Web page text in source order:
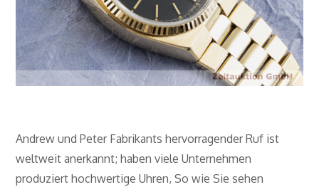
Andrew und Peter Fabrikants hervorragender Ruf ist
weltweit anerkannt; haben viele Unternehmen
produziert hochwertige Uhren, So wie Sie sehen